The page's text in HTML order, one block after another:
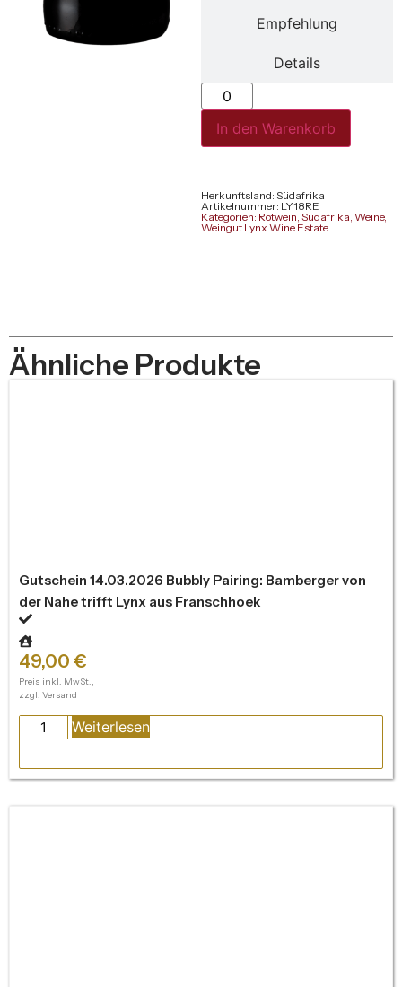
Empfehlung
Details
In den Warenkorb
Herkunftsland: Südafrika
Artikelnummer: LY18RE
Kategorien: Rotwein, Südafrika, Weine,
Weingut Lynx Wine Estate
Ähnliche Produkte
Gutschein 14.03.2026 Bubbly Pairing: Bamberger von
der Nahe trifft Lynx aus Franschhoek
49,00 €
Preis inkl. MwSt.,
zzgl. Versand
Weiterlesen